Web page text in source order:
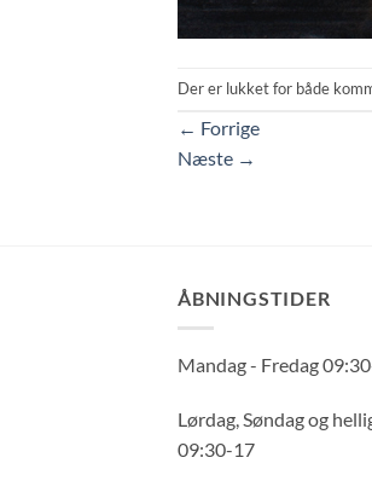
Der er lukket for både
← Forrige
Næste →
ÅBNINGSTIDER
Mandag - Fredag
Lørdag, Søndag og
09:30-17